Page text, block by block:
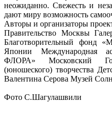
неожиданно. Свежесть и
дают миру возможность
Авторы и организаторы
Правительство Москвы
Благотворительный фонд
Японии Международная
ФЛОРА» Московский
(юношеского) творчества
Валентина Серова Музей
Фото С.Шагулашвили